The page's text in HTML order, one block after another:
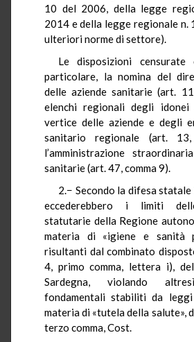
10 del 2006, della legge
2014 e della legge regionale n.
ulteriori norme di settore).
Le disposizioni censurate
particolare, la nomina del
delle aziende sanitarie (art.
elenchi regionali degli
vertice delle aziende e degli
sanitario regionale (art.
l’amministrazione
sanitarie (art. 47, comma 9).
2.− Secondo la difesa
eccederebbero i limiti
statutarie della Regione
materia di «igiene e sanità
risultanti dal combinato
4, primo comma, lettera i),
Sardegna, violando
fondamentali stabiliti da
materia di «tutela della salute»,
terzo comma, Cost.